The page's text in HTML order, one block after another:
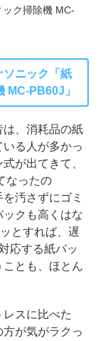
ク掃除機 MC-
ソニック「紙
MC-PB60J」
、消耗品の紙
る人が多かっ
が出てきて、
なったの
汚さずにゴミ
クも高くはな
とすれば、遅
応する紙パッ
とも、ほとん
スに比べた
が気がラクっ